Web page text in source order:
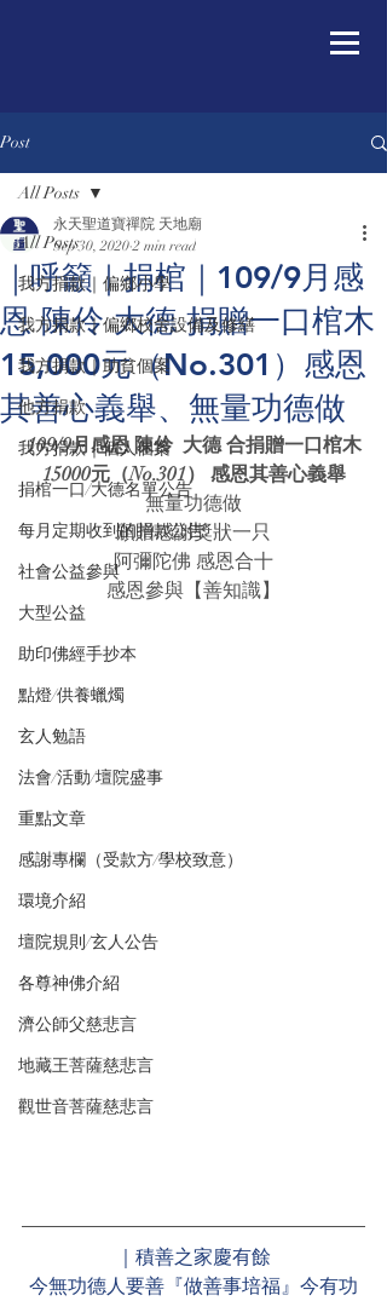
Post
All Posts
我方捐款｜偏鄉小學
我方捐款｜偏鄉校舍設備及修繕
我方捐款｜助貧個案
他方捐款
我方捐款｜個人個案
捐棺一口/大德名單公告
每月定期收到的捐款公告
社會公益參與
大型公益
助印佛經手抄本
點燈/供養蠟燭
玄人勉語
法會/活動/壇院盛事
重點文章
感謝專欄（受款方/學校致意）
環境介紹
壇院規則/玄人公告
各尊神佛介紹
濟公師父慈悲言
地藏王菩薩慈悲言
觀世音菩薩慈悲言
All Posts
｜呼籲｜捐棺｜109/9月感
恩 陳伶 大德 捐贈一口棺木
15,000元（No.301）感恩
其善心義舉、無量功德做
永天聖道寶禪院 天地廟
Sep 30, 2020 2 min read
109/9月感恩 陳伶  大德 合捐贈一口棺木
15000元（No.301） 感恩其善心義舉
無量功德做
頒贈感謝獎狀一只
阿彌陀佛 感恩合十
感恩參與【善知識】
｜積善之家慶有餘
今無功德人要善『做善事培福』今有功